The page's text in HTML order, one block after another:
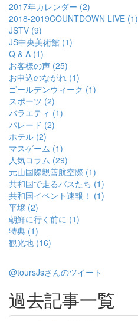
2017年カレンダー (2)
2018-2019COUNTDOWN LIVE (1)
JSTV (9)
JS中央美術館 (1)
Q & A (1)
お客様の声 (25)
お申込のながれ (1)
ゴールデンウィーク (1)
スポーツ (2)
バラエティ (1)
パレード (2)
ホテル (2)
マスゲーム (1)
人気コラム (29)
元山国際親善航空際 (1)
共和国で走るバスたち (1)
共和国イベント速報！ (1)
平壌 (2)
朝鮮に行く前に (1)
特典 (1)
観光地 (16)
@toursJsさんのツイート
過去記事一覧